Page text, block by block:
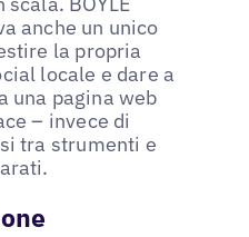
anche un unico
la propria
locale e dare a
una pagina web
– invece di
tra strumenti e